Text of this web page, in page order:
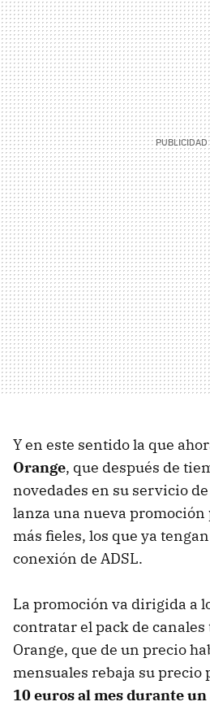
Y en este sentido la que
Orange, que después de
novedades en su servicio
lanza una nueva promoción
más fieles, los que ya
conexión de ADSL.
La promoción va dirigida a
contratar el pack de canales
Orange, que de un precio
mensuales rebaja su precio
10 euros al mes durante un